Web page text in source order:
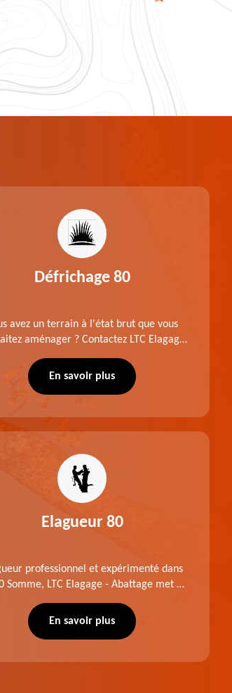
Défrichage 80
avez un terrain à l'état brut que vous
aménager ? Contactez LTC Elagage
Travail suivant les règles de l'art.
En savoir plus
Elagueur 80
professionnel et expérimenté dans
Somme, LTC Elagage - Abattage met à
intervention, votre espace vert sera
En savoir plus